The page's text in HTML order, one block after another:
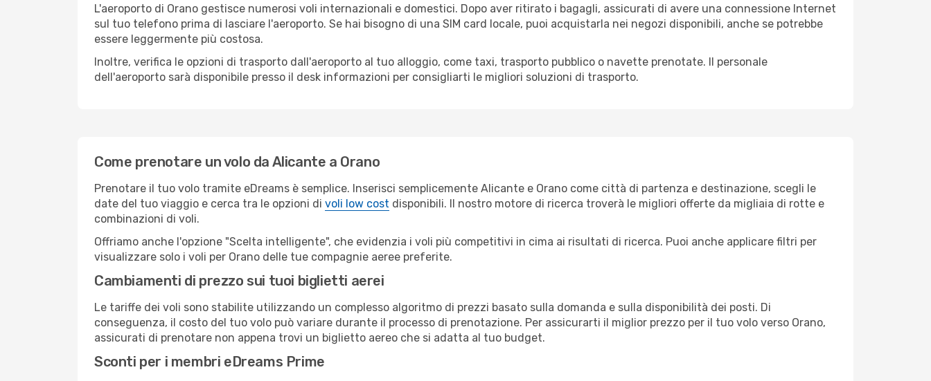
L'aeroporto di Orano gestisce numerosi voli internazionali e domestici. Dopo aver ritirato i bagagli, assicurati di avere una connessione Internet
sul tuo telefono prima di lasciare l'aeroporto. Se hai bisogno di una SIM card locale, puoi acquistarla nei negozi disponibili, anche se potrebbe
essere leggermente più costosa.
Inoltre, verifica le opzioni di trasporto dall'aeroporto al tuo alloggio, come taxi, trasporto pubblico o navette prenotate. Il personale
dell'aeroporto sarà disponibile presso il desk informazioni per consigliarti le migliori soluzioni di trasporto.
Come prenotare un volo da Alicante a Orano
Prenotare il tuo volo tramite eDreams è semplice. Inserisci semplicemente Alicante e Orano come città di partenza e destinazione, scegli le
date del tuo viaggio e cerca tra le opzioni di voli low cost disponibili. Il nostro motore di ricerca troverà le migliori offerte da migliaia di rotte e
combinazioni di voli.
Offriamo anche l'opzione "Scelta intelligente", che evidenzia i voli più competitivi in cima ai risultati di ricerca. Puoi anche applicare filtri per
visualizzare solo i voli per Orano delle tue compagnie aeree preferite.
Cambiamenti di prezzo sui tuoi biglietti aerei
Le tariffe dei voli sono stabilite utilizzando un complesso algoritmo di prezzi basato sulla domanda e sulla disponibilità dei posti. Di
conseguenza, il costo del tuo volo può variare durante il processo di prenotazione. Per assicurarti il miglior prezzo per il tuo volo verso Orano,
assicurati di prenotare non appena trovi un biglietto aereo che si adatta al tuo budget.
Sconti per i membri eDreams Prime